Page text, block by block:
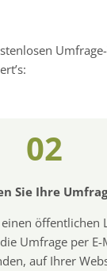
02
Sie Ihre
einen öffentlichen
Umfrage per E-
auf Ihrer